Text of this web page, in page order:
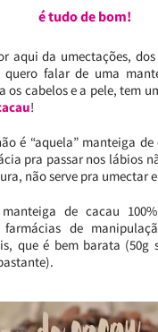
é tudo de bom!
aqui da umectações,
quero falar de uma
os cabelos e a pele, tem
!
é “aquela” manteiga
pra passar nos lábios
não serve pra umectar
de cacau
farmácias de
que é bem barata (50g